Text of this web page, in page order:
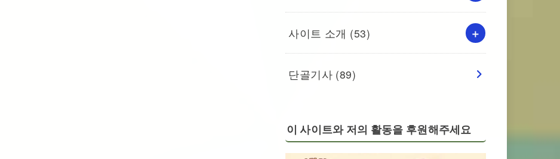
사이트 소개 (53)
단골기사 (89)
이 사이트와 저의 활동을 후원해주세요